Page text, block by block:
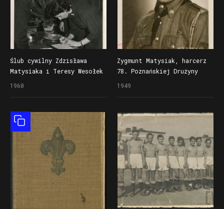
Ślub cywilny Zdzisława
Matysiaka i Teresy Wesołek
1960
Zygmunt Matysiak, harcerz
78. Poznańskiej Drużyny
Harcerzy im. Stanisława
1949
Obiekt złożony